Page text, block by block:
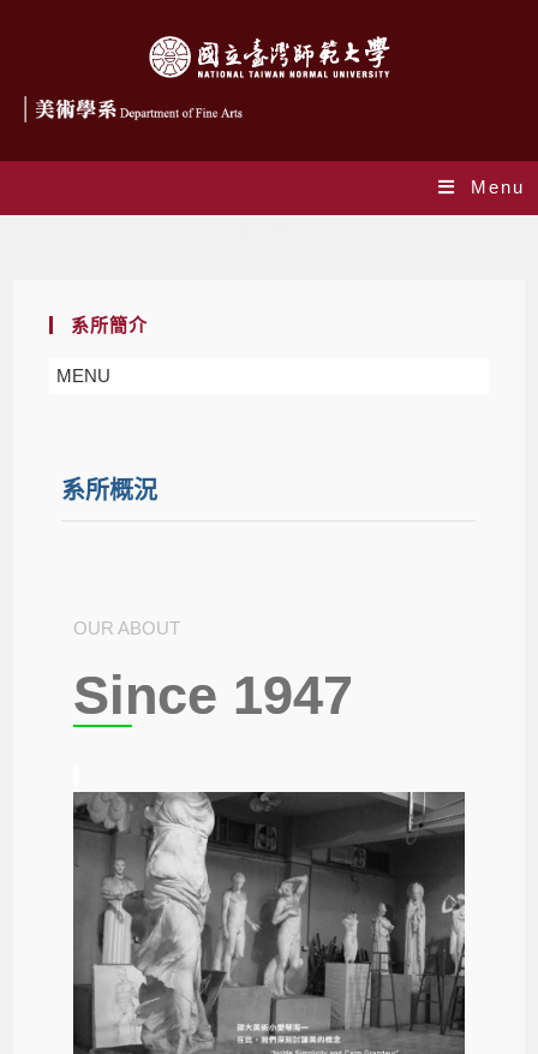
Menu
系所簡介
MENU
系所概況
OUR ABOUT
Since 1947